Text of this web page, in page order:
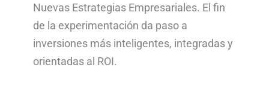
Nuevas Estrategias Empresariales. El fin
de la experimentación da paso a
inversiones más inteligentes, integradas y
orientadas al ROI.